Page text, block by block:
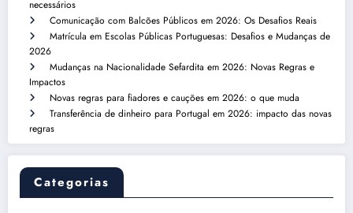
necessários
Comunicação com Balcões Públicos em 2026: Os Desafios Reais
Matrícula em Escolas Públicas Portuguesas: Desafios e Mudanças de
2026
Mudanças na Nacionalidade Sefardita em 2026: Novas Regras e
Impactos
Novas regras para fiadores e cauções em 2026: o que muda
Transferência de dinheiro para Portugal em 2026: impacto das novas
regras
Categorias